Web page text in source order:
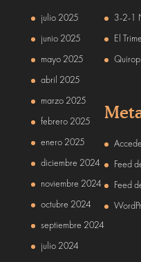
julio 2025
junio 2025
mayo 2025
abril 2025
marzo 2025
febrero 2025
enero 2025
diciembre 2024
noviembre 2024
octubre 2024
septiembre 2024
julio 2024
3-2-1
El
Feed
Feed